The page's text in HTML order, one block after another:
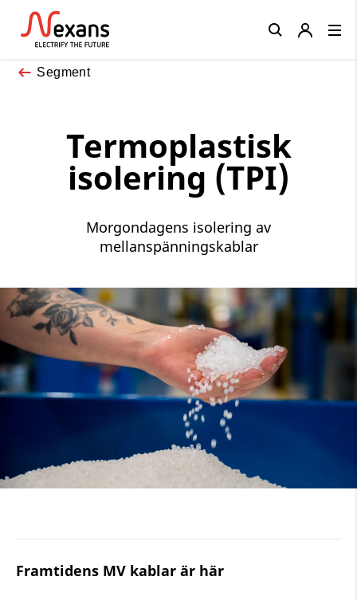
Segment
Termoplastisk
isolering (TPI)
Morgondagens isolering av
mellanspänningskablar
Framtidens MV kablar är här
Close